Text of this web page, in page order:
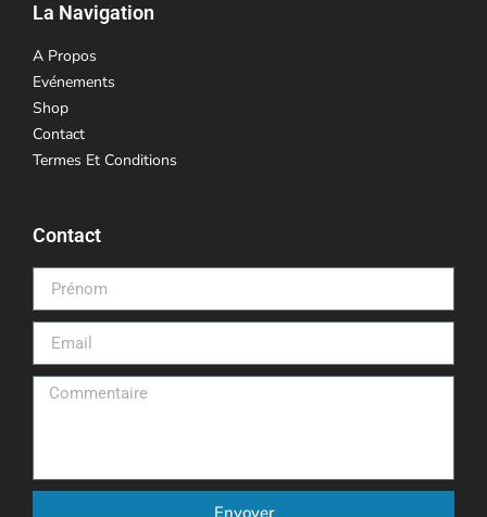
La Navigation
A Propos
Evénements
Shop
Contact
Termes Et Conditions
Contact
Envoyer